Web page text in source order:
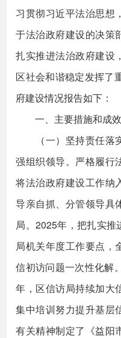
习贯彻习近平法治思想
于法治政府建设的决策
扎实推进法治政府建设
区社会和谐稳定发挥了
府建设情况报告如下：
一、主要措施和成效
（一）坚持责任落
强组织领导。严格履行
将法治政府建设工作纳
导亲自抓、分管领导具
局。2025年，把扎实
局机关年度工作要点，
信初访问题一次性化解
年，区信访局持续加大
集中培训努力提升基层
有关精神制定了《益阳